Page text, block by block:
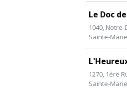
Le Doc
1040,
Sainte-Marie
1270, 1ère
Sainte-Marie